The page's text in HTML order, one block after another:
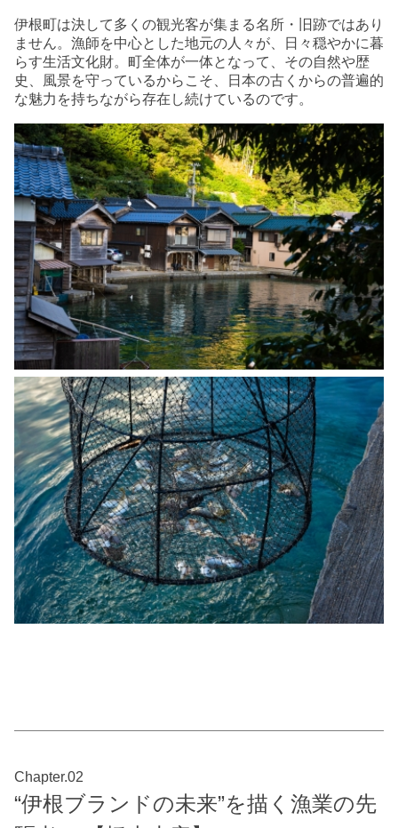
伊根町は決して多くの観光客が集まる名所・旧跡ではあり
ません。漁師を中心とした地元の人々が、日々穏やかに暮
らす生活文化財。町全体が一体となって、その自然や歴
史、風景を守っているからこそ、日本の古くからの普遍的
な魅力を持ちながら存在し続けているのです。
Chapter.02
“伊根ブランドの未来”を描く漁業の先